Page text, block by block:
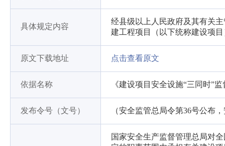
具体规定内容
经县级以上人民政府及其有关
建工程项目（以下统称建设项
原文下载地址 点击查看原文
依据名称 《建设项目安全设施“三同时”
发布令号（文号） （安全监管总局令第36号公布
国家安全生产监督管理总局对